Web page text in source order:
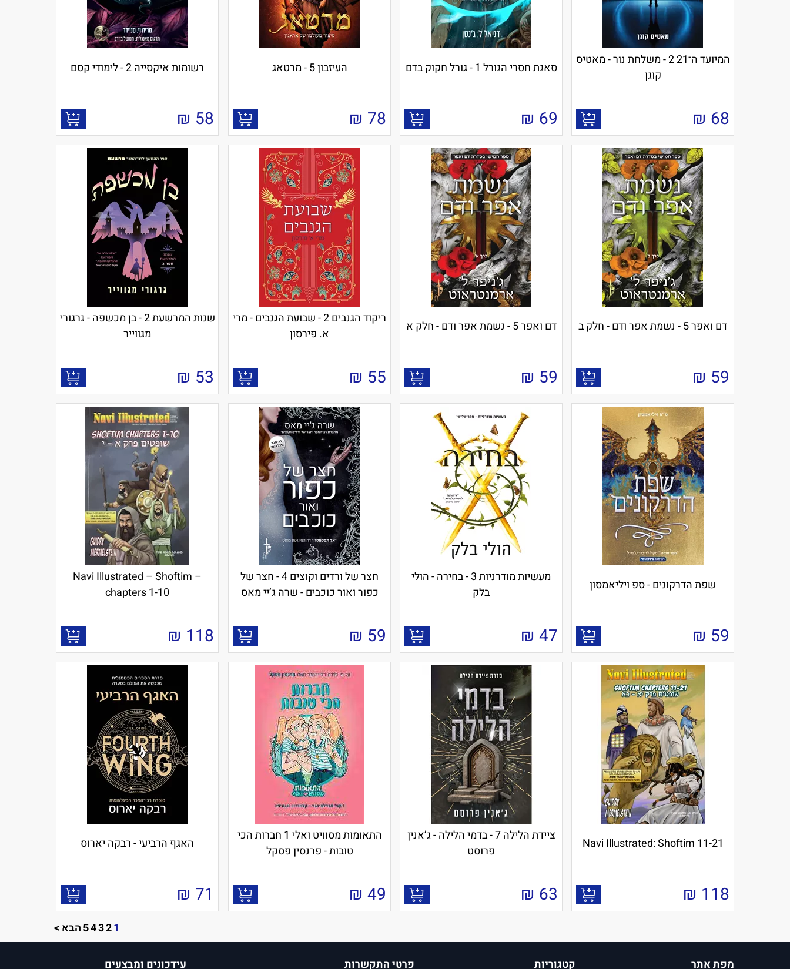
המיועד ה־21 2 - משלחת נור - מאטיס
קוגן
68
₪
סאגת חסרי הגורל 1 - גורל חקוק בדם
69
₪
העיזבון 5 - מרטאג
78
₪
רשומות איקסייה 2 - לימודי קסם
58
₪
דם ואפר 5 - נשמת אפר ודם - חלק ב
59
₪
דם ואפר 5 - נשמת אפר ודם - חלק א
59
₪
ריקוד הגנבים 2 - שבועת הגנבים - מרי
א. פּירסון
55
₪
שנות המרשעת 2 - בן מכשפה - גרגורי
מגווייר
53
₪
שפת הדרקונים - ספ ויליאמסון
59
₪
מעשיות מודרניות 3 - בחירה - הולי
בלק
47
₪
חצר של ורדים וקוצים 4 - חצר של
כפור ואור כוכבים - שרה ג’יי מאס
59
₪
Navi Illustrated – Shoftim –
chapters 1-10
118
₪
Navi Illustrated: Shoftim 11-21
118
₪
ציידת הלילה 7 - בדמי הלילה - ג’אנין
פרוסט
63
₪
התאומות מסוויט ואלי 1 חברות הכי
טובות - פרנסין פסקל
49
₪
האגף הרביעי - רבקה יארוס
71
₪
1
2
3
4
5הבא >
מפת אתר קטגוריות פרטי התקשרות עידכונים ומבצעים